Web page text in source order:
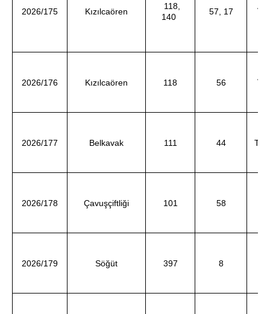
2026/175 Kızılcaören
118,
140
57, 17
2026/176 Kızılcaören 118 56
2026/177 Belkavak 111 44
2026/178 Çavuşçiftliği 101 58
2026/179 Söğüt 397 8